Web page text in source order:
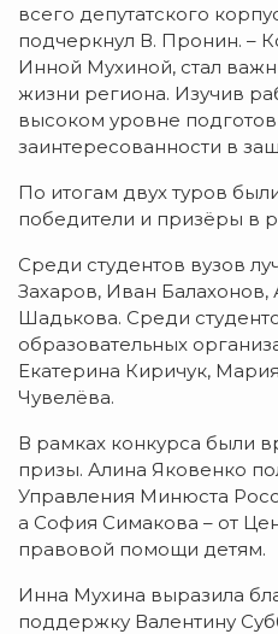
всего депутатского
подчеркнул В. Пронин. –
Инной Мухиной, стал
жизни региона. Изучив
высоком уровне
заинтересованности в
По итогам двух туров
победители и призёры в
Среди студентов вузов
Захаров, Иван
Шадькова. Среди
образовательных
Екатерина Киричук,
Чувелёва.
В рамках конкурса были
призы. Алина Яковенко
Управления Минюста
а София Симакова – от
правовой помощи детям.
Инна Мухина выразила
поддержку Валентину